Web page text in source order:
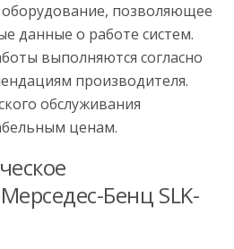
позволяющее
данные о работе систем.
выполняются согласно
производителя.
обслуживания
ценам.
Бенц SLK-